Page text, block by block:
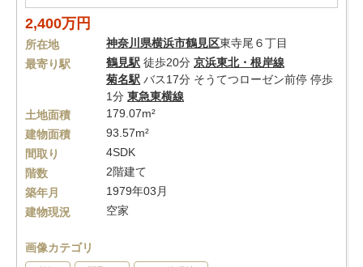
2,400万円
所在地 神奈川県横浜市鶴見区東寺尾６丁目
最寄り駅
鶴見駅 徒歩20分 京浜東北・根岸線
菊名駅 バス17分 そうてつローゼン前停 停歩
1分 東急東横線
土地面積
179.07m²
建物面積
93.57m²
間取り
4SDK
階数
2階建て
築年月
1979年03月
建物現況
空家
画像カテゴリ